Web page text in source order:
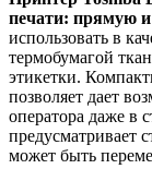
печати: прямую
использовать в
термобумагой
этикетки.
позволяет дает
оператора даже в
предусматривает
может быть